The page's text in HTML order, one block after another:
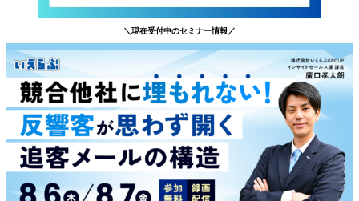
＼現在受付中のセミナー情報／